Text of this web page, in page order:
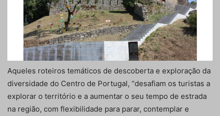
Aqueles roteiros temáticos de descoberta e exploração da
diversidade do Centro de Portugal, “desafiam os turistas a
explorar o território e a aumentar o seu tempo de estrada
na região, com flexibilidade para parar, contemplar e